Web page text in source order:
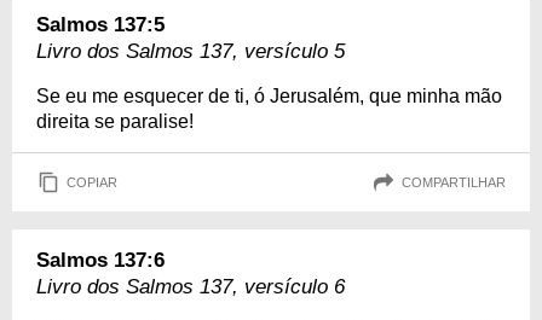
Salmos 137:5
Livro dos Salmos 137, versículo 5
Se eu me esquecer de ti, ó Jerusalém, que minha mão
direita se paralise!
COPIAR COMPARTILHAR
Salmos 137:6
Livro dos Salmos 137, versículo 6